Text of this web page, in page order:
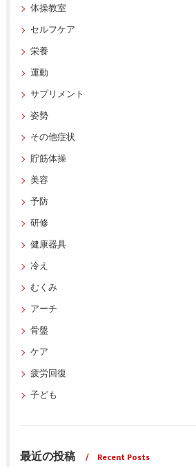
体操教室
セルフケア
栄養
運動
サプリメント
姿勢
その他症状
貯筋体操
美容
予防
研修
健康器具
冷え
むくみ
アーチ
骨盤
ケア
疲労回復
子ども
最近の投稿 Recent Posts